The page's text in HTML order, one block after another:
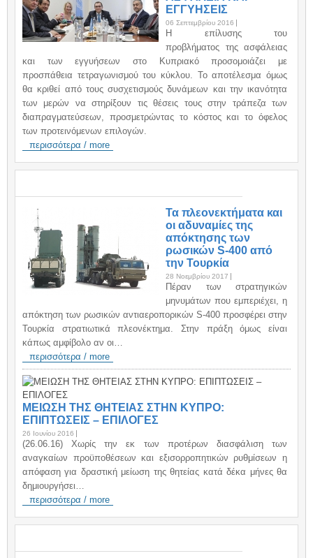
ΕΓΓΥΗΣΕΙΣ
06 Σεπτεμβρίου 2016
H επίλυσης του
προβλήματος της ασφάλειας
και των εγγυήσεων στο Κυπριακό προσομοιάζει με
προσπάθεια τετραγωνισμού του κύκλου. Το αποτέλεσμα όμως
θα κριθεί από τους συσχετισμούς δυνάμεων και την ικανότητα
των μερών να στηρίξουν τις θέσεις τους στην τράπεζα των
διαπραγματεύσεων, προσμετρώντας το κόστος και το όφελος
των προτεινόμενων επιλογών.
περισσότερα / more
Τα πλεονεκτήματα και
οι αδυναμίες της
απόκτησης των
ρωσικών S-400 από
την Τουρκία
28 Νοεμβρίου 2017
Πέραν των στρατηγικών
μηνυμάτων που εμπεριέχει, η
απόκτηση των ρωσικών αντιαεροπορικών S-400 προσφέρει στην
Τουρκία στρατιωτικά πλεονέκτημα. Στην πράξη όμως είναι
κάπως αμφίβολο αν οι…
περισσότερα / more
ΜΕΙΩΣΗ ΤΗΣ ΘΗΤΕΙΑΣ ΣΤΗΝ ΚΥΠΡΟ:
ΕΠΙΠΤΩΣΕΙΣ – ΕΠΙΛΟΓΕΣ
26 Ιουνίου 2016
(26.06.16) Χωρίς την εκ των προτέρων διασφάλιση των
αναγκαίων προϋποθέσεων και εξισορροπητικών ρυθμίσεων η
απόφαση για δραστική μείωση της θητείας κατά δέκα μήνες θα
δημιουργήσει…
περισσότερα / more